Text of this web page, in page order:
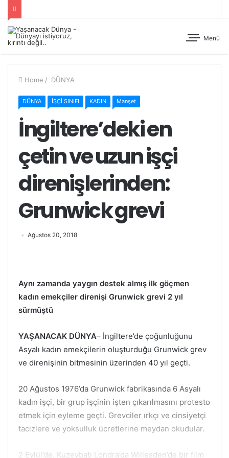
Menü
Home / DÜNYA
DÜNYA İŞÇİ SINIFI KADIN Manşet
İngiltere’deki en
çetin ve uzun işçi
direnişlerinden:
Grunwick grevi
Ağustos 20, 2018
Aynı zamanda yaygın destek almış ilk göçmen
kadın emekçiler direnişi Grunwick grevi 2 yıl
sürmüştü
YAŞANACAK DÜNYA– İngiltere’de çoğunluğunu
Asyalı kadın emekçilerin oluşturduğu Grunwick grev
ve direnişinin bitmesinin üzerinden 40 yıl geçti.
20 Ağustos 1976’da Grunwick fabrikasında 6 Asyalı
kadın işçi, bir grup işçinin işten çıkarılmasını protesto
etmek için eyleme geçti. Grevciler ırkçı ve cinsiyetçi
tacizlere ve yoksulluk ücretlerine meydan okudular.
2 Eylül’de, Kuzeybatı Londra’da Willesden’de bir film